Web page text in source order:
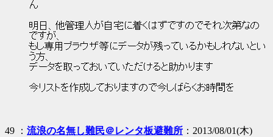
ん
明日、他管理人が自宅に着くはずですのでそれ次第なの
ですが、
もし専用ブラウザ等にデータが残っているかもしれないとい
う方、
データを取っておいていただけると助かります
今リストを作成しておりますので今しばらくお時間を
49 ： 流浪の名無し難民＠レンタ板避難所 ：2013/08/01(木)